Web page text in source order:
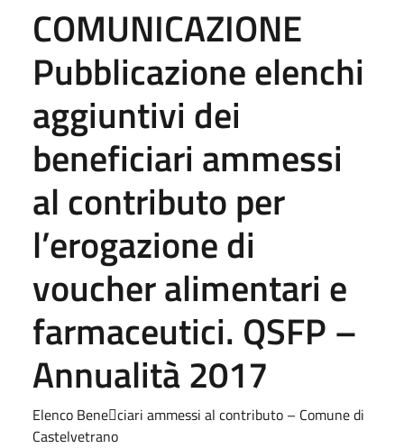
COMUNICAZIONE
Pubblicazione elenchi
aggiuntivi dei
beneficiari ammessi
al contributo per
l’erogazione di
voucher alimentari e
farmaceutici. QSFP –
Annualità 2017
Elenco Bene􀆱ciari ammessi al contributo – Comune di
Castelvetrano